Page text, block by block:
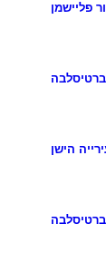
פליישמן
הישן